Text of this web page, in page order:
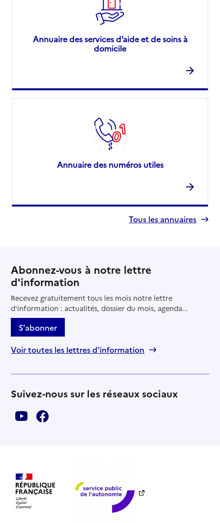
Annuaire des services d’aide et de soins à
domicile
Annuaire des numéros utiles
Tous les annuaires
Abonnez-vous à notre lettre
d'information
Recevez gratuitement tous les mois notre lettre
d'information : actualités, dossier du mois, agenda...
S'abonner
Voir toutes les lettres d'information
Suivez-nous sur les réseaux sociaux